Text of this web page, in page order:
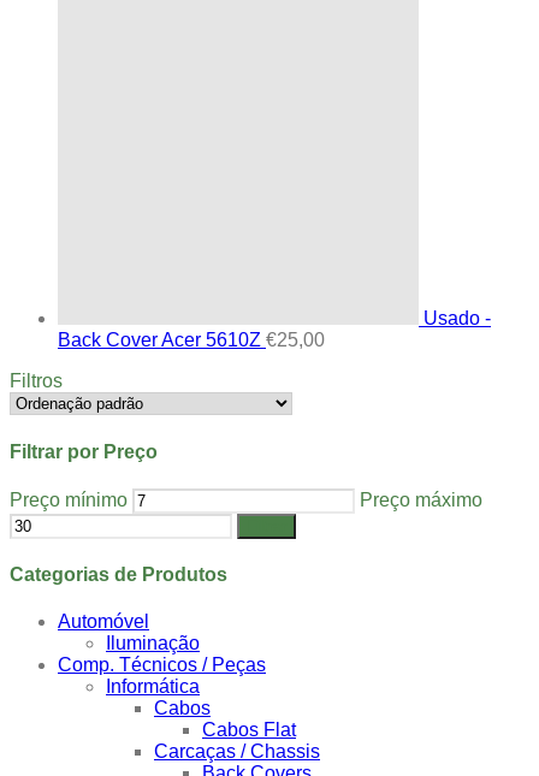
Usado -
Back Cover Acer 5610Z €25,00
Filtros
Filtrar por Preço
Preço mínimo Preço máximo
Categorias de Produtos
Automóvel
Iluminação
Comp. Técnicos / Peças
Informática
Cabos
Cabos Flat
Carcaças / Chassis